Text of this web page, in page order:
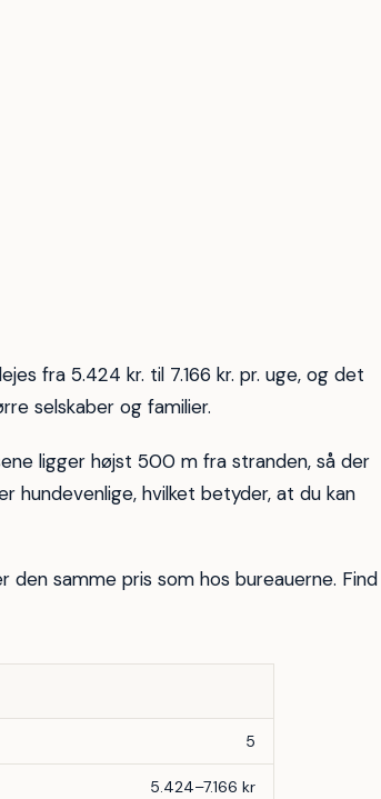
fra 5.424 kr. til 7.166 kr. pr. uge, og det
selskaber og familier.
ligger højst 500 m fra stranden, så der
hundevenlige, hvilket betyder, at du kan
den samme pris som hos bureauerne. Find
5
5.424–7.166 kr